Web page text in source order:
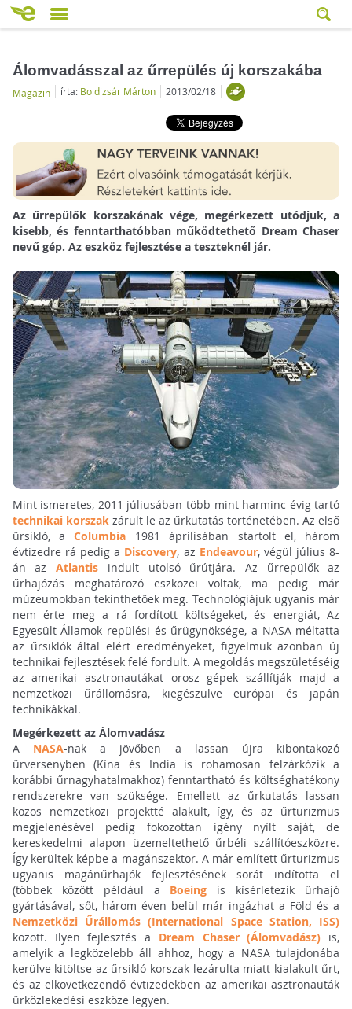
Álomvadásszal az űrrepülés új korszakába
Magazin írta: Boldizsár Márton 2013/02/18
Az űrrepülők korszakának vége, megérkezett utódjuk, a
kisebb, és fenntarthatóbban működtethető Dream Chaser
nevű gép. Az eszköz fejlesztése a teszteknél jár.
Mint ismeretes, 2011 júliusában több mint harminc évig tartó
technikai korszakzárult le az űrkutatás történetében. Az első
űrsikló, aColumbia 1981 áprilisában startolt el, három
évtizedre rá pedig a Discovery, az Endeavour, végül július 8-
án azAtlantis indult utolsó űrútjára. Az űrrepülők az
űrhajózás meghatározó eszközei voltak, ma pedig már
múzeumokban tekinthetőek meg. Technológiájuk ugyanis már
nem érte meg a rá fordított költségeket, és energiát, Az
Egyesült Államok repülési és űrügynöksége, a NASA méltatta
az űrsiklók által elért eredményeket, figyelmük azonban új
technikai fejlesztések felé fordult. A megoldás megszületéséig
az amerikai asztronautákat orosz gépek szállítják majd a
nemzetközi űrállomásra, kiegészülve európai és japán
technikákkal.
Megérkezett az Álomvadász
A NASA-nak a jövőben a lassan újra kibontakozó
űrversenyben (Kína és India is rohamosan felzárkózik a
korábbi űrnagyhatalmakhoz) fenntartható és költséghatékony
rendszerekre van szüksége. Emellett az űrkutatás lassan
közös nemzetközi projektté alakult, így, és az űrturizmus
megjelenésével pedig fokozottan igény nyílt saját, de
kereskedelmi alapon üzemeltethető űrbéli szállítóeszközre.
Így kerültek képbe a magánszektor. A már említett űrturizmus
ugyanis magánűrhajók fejlesztésének sorát indította el
(többek között például a Boeing is kísérletezik űrhajó
gyártásával, sőt, három éven belül már ingázhat a Föld és a
Nemzetközi Űrállomás (International Space Station, ISS)
között. Ilyen fejlesztés a Dream Chaser (Álomvadász) is,
amelyik a legközelebb áll ahhoz, hogy a NASA tulajdonába
kerülve kitöltse az űrsikló-korszak lezárulta miatt kialakult űrt,
és az elkövetkezendő évtizedekben az amerikai asztronauták
űrközlekedési eszköze legyen.